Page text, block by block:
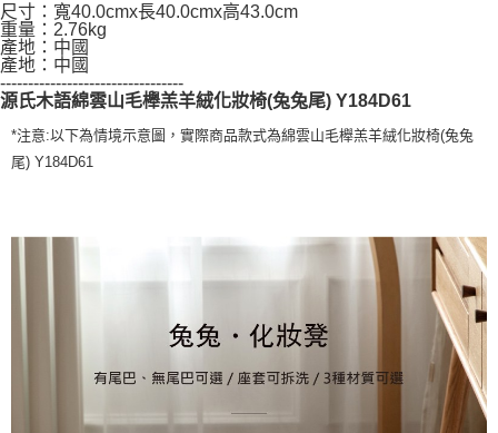
尺寸：寬40.0cmx長40.0cmx高43.0cm
重量：2.76kg
產地：中國
產地：中國
---------------------------------
源氏木語綿雲山毛櫸羔羊絨化妝椅(兔兔尾) Y184D61
*注意:以下為情境示意圖，實際商品款式為綿雲山毛櫸羔羊絨化妝椅(兔兔
尾) Y184D61